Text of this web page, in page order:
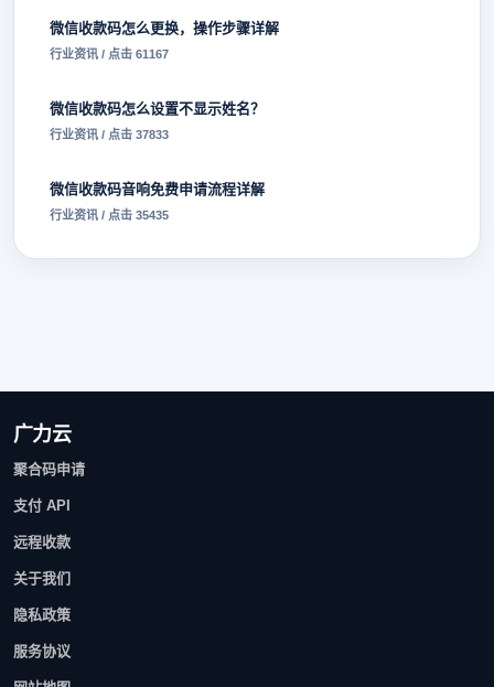
微信收款码怎么更换，操作步骤详解
行业资讯 / 点击 61167
微信收款码怎么设置不显示姓名？
行业资讯 / 点击 37833
微信收款码音响免费申请流程详解
行业资讯 / 点击 35435
广力云
聚合码申请
支付 API
远程收款
关于我们
隐私政策
服务协议